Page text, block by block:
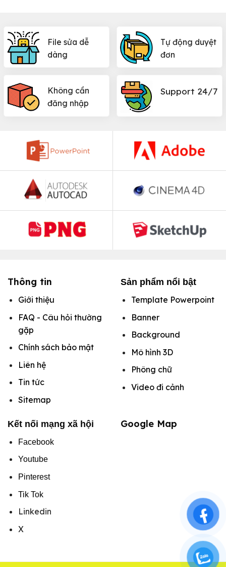
File sửa dễ
dàng
Tự động duyệt
đơn
Không cần
đăng nhập
Support 24/7
Thông tin
Giới thiệu
FAQ - Câu hỏi thường
gặp
Chính sách bảo mật
Liên hệ
Tin tức
Sitemap
Sản phẩm nổi bật
Template Powerpoint
Banner
Background
Mô hình 3D
Phông chữ
Video đi cảnh
Kết nối mạng xã hội
Facebook
Youtube
Pinterest
Tik Tok
Linkedin
X
Google Map